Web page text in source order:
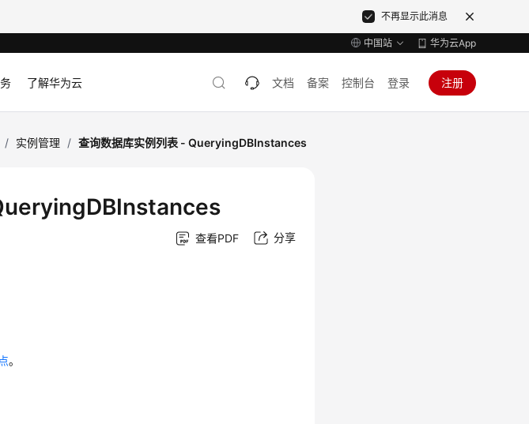
不再显示此消息
中国站 华为云App
了解华为云 文档 备案 控制台 登录 注册
/ 实例管理 / 查询数据库实例列表 - QueryingDBInstances
查看PDF 分享
。